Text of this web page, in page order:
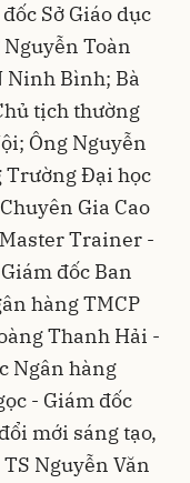
Sở Giáo dục
Toàn
Ninh Bình; Bà
tịch thường
Ông Nguyễn
Trường Đại học
Gia Cao
Trainer -
đốc Ban
hàng TMCP
Thanh Hải -
Ngân hàng
- Giám đốc
mới sáng tạo,
Nguyễn Văn